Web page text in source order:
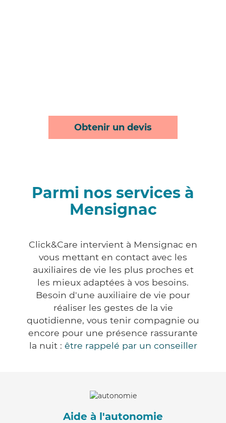
Obtenir un devis
Parmi nos services à
Mensignac
Click&Care intervient à Mensignac en
vous mettant en contact avec les
auxiliaires de vie les plus proches et
les mieux adaptées à vos besoins.
Besoin d'une auxiliaire de vie pour
réaliser les gestes de la vie
quotidienne, vous tenir compagnie ou
encore pour une présence rassurante
la nuit : être rappelé par un conseiller
Aide à l'autonomie